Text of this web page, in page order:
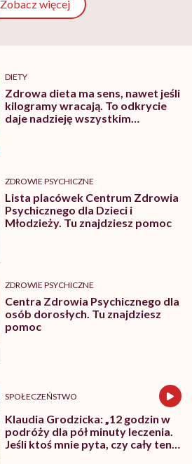
Zobacz więcej
DIETY
Zdrowa dieta ma sens, nawet jeśli
kilogramy wracają. To odkrycie
daje nadzieję wszystkim
ZDROWIE PSYCHICZNE
Lista placówek Centrum Zdrowia
Psychicznego dla Dzieci i
Młodzieży. Tu znajdziesz pomoc
ZDROWIE PSYCHICZNE
Centra Zdrowia Psychicznego dla
osób dorosłych. Tu znajdziesz
pomoc
SPOŁECZEŃSTWO
Klaudia Grodzicka: „12 godzin w
podróży dla pół minuty leczenia.
Jeśli ktoś mnie pyta, czy cały ten